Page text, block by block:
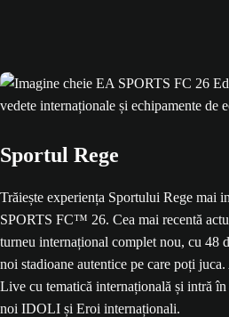
Sportul Rege
Trăiește experiența Sportului Rege mai
SPORTS FC™ 26. Cea mai recentă
turneu internațional complet nou, cu 48
noi stadioane autentice pe care poți
Live cu tematică internațională și intră
noi IDOLI și Eroi internaționali.